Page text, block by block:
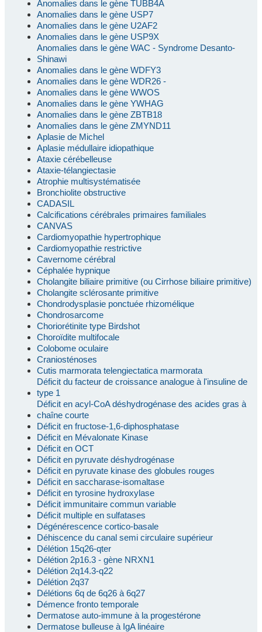
Anomalies dans le gène TUBB4A
Anomalies dans le gène USP7
Anomalies dans le gène U2AF2
Anomalies dans le gène USP9X
Anomalies dans le gène WAC - Syndrome Desanto-
Shinawi
Anomalies dans le gène WDFY3
Anomalies dans le gène WDR26 -
Anomalies dans le gène WWOS
Anomalies dans le gène YWHAG
Anomalies dans le gène ZBTB18
Anomalies dans le gène ZMYND11
Aplasie de Michel
Aplasie médullaire idiopathique
Ataxie cérébelleuse
Ataxie-télangiectasie
Atrophie multisystématisée
Bronchiolite obstructive
CADASIL
Calcifications cérébrales primaires familiales
CANVAS
Cardiomyopathie hypertrophique
Cardiomyopathie restrictive
Cavernome cérébral
Céphalée hypnique
Cholangite biliaire primitive (ou Cirrhose biliaire primitive)
Cholangite sclérosante primitive
Chondrodysplasie ponctuée rhizomélique
Chondrosarcome
Choriorétinite type Birdshot
Choroïdite multifocale
Colobome oculaire
Craniosténoses
Cutis marmorata telengiectatica marmorata
Déficit du facteur de croissance analogue à l'insuline de
type 1
Déficit en acyl-CoA déshydrogénase des acides gras à
chaîne courte
Déficit en fructose-1,6-diphosphatase
Déficit en Mévalonate Kinase
Déficit en OCT
Déficit en pyruvate déshydrogénase
Déficit en pyruvate kinase des globules rouges
Déficit en saccharase-isomaltase
Déficit en tyrosine hydroxylase
Déficit immunitaire commun variable
Déficit multiple en sulfatases
Dégénérescence cortico-basale
Déhiscence du canal semi circulaire supérieur
Délétion 15q26-qter
Délétion 2p16.3 - gène NRXN1
Délétion 2q14.3-q22
Délétion 2q37
Délétions 6q de 6q26 à 6q27
Démence fronto temporale
Dermatose auto-immune à la progestérone
Dermatose bulleuse à IgA linéaire